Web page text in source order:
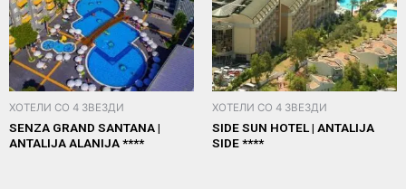
ХОТЕЛИ СО 4 ЗВЕЗДИ
SENZA GRAND SANTANA |
ANTALIJA ALANIJA ****
ХОТЕЛИ СО 4 ЗВЕЗДИ
SIDE SUN HOTEL | ANTALIJA
SIDE ****